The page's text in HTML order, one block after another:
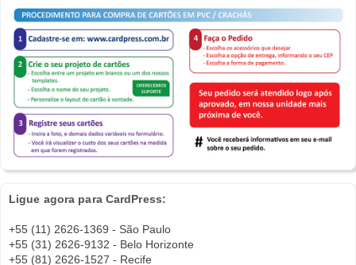
Ligue agora para CardPress:
+55 (11) 2626-1369 - São Paulo
+55 (31) 2626-9132 - Belo Horizonte
+55 (81) 2626-1527 - Recife